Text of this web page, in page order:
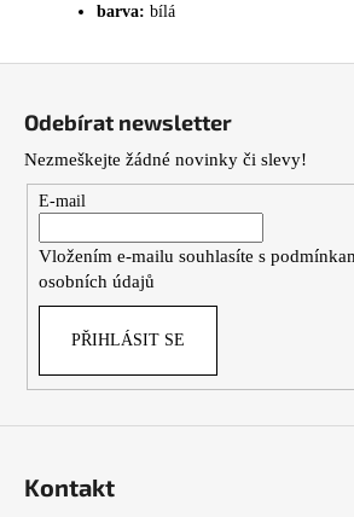
barva: bílá
Odebírat newsletter
Nezmeškejte žádné novinky či slevy!
E-mail
Vložením e-mailu souhlasíte s
osobních údajů
PŘIHLÁSIT SE
Kontakt